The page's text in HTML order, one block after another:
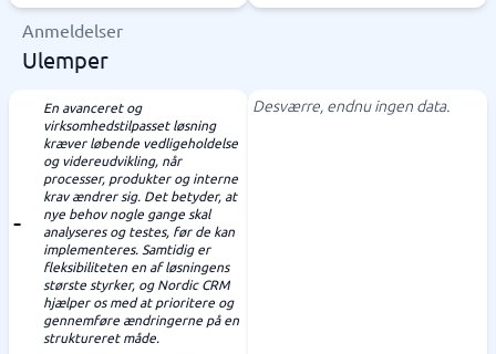
Anmeldelser
Ulemper
En avanceret og
virksomhedstilpasset løsning
kræver løbende vedligeholdelse
og videreudvikling, når
processer, produkter og interne
krav ændrer sig. Det betyder, at
nye behov nogle gange skal
analyseres og testes, før de kan
implementeres. Samtidig er
fleksibiliteten en af løsningens
største styrker, og Nordic CRM
hjælper os med at prioritere og
gennemføre ændringerne på en
struktureret måde.
Desværre, endnu ingen data.